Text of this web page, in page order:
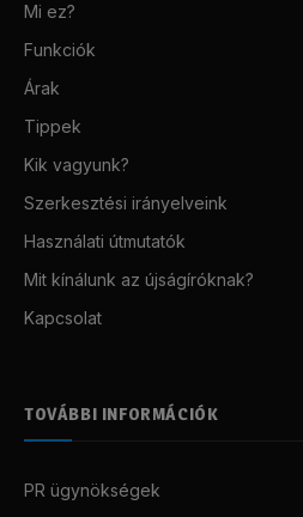
Mi ez?
Funkciók
Árak
Tippek
Kik vagyunk?
Szerkesztési irányelveink
Használati útmutatók
Mit kínálunk az újságíróknak?
Kapcsolat
TOVÁBBI INFORMÁCIÓK
PR ügynökségek